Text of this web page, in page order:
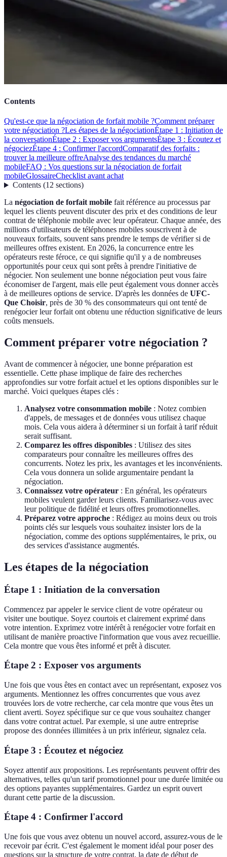
Contents
Qu'est-ce que la négociation de forfait mobile ?Comment préparer
votre négociation ?Les étapes de la négociationÉtape 1 : Initiation de
la conversationÉtape 2 : Exposer vos argumentsÉtape 3 : Écoutez et
négociezÉtape 4 : Confirmer l'accordComparatif des forfaits :
trouver la meilleure offreAnalyse des tendances du marché
mobileFAQ : Vos questions sur la négociation de forfait
mobileGlossaireChecklist avant achat
Contents(12 sections)
La négociation de forfait mobile fait référence au processus par
lequel les clients peuvent discuter des prix et des conditions de leur
contrat de téléphonie mobile avec leur opérateur. Chaque année, des
millions d'utilisateurs de téléphones mobiles souscrivent à de
nouveaux forfaits, souvent sans prendre le temps de vérifier si de
meilleures offres existent. En 2026, la concurrence entre les
opérateurs reste féroce, ce qui signifie qu'il y a de nombreuses
opportunités pour ceux qui sont prêts à prendre l'initiative de
négocier. Non seulement une bonne négociation peut vous faire
économiser de l'argent, mais elle peut également vous donner accès
à de meilleures options de service. D'après les données de UFC-
Que Choisir, près de 30 % des consommateurs qui ont tenté de
renégocier leur forfait ont obtenu une réduction significative de leurs
coûts mensuels.
Comment préparer votre négociation ?
Avant de commencer à négocier, une bonne préparation est
essentielle. Cette phase implique de faire des recherches
approfondies sur votre forfait actuel et les options disponibles sur le
marché. Voici quelques étapes clés :
Analysez votre consommation mobile : Notez combien
d'appels, de messages et de données vous utilisez chaque
mois. Cela vous aidera à déterminer si un forfait à tarif réduit
serait suffisant.
Comparez les offres disponibles : Utilisez des sites
comparateurs pour connaître les meilleures offres des
concurrents. Notez les prix, les avantages et les inconvénients.
Cela vous donnera un solide argumentaire pendant la
négociation.
Connaissez votre opérateur : En général, les opérateurs
mobiles veulent garder leurs clients. Familiarisez-vous avec
leur politique de fidélité et leurs offres promotionnelles.
Préparez votre approche : Rédigez au moins deux ou trois
points clés sur lesquels vous souhaitez insister lors de la
négociation, comme des options supplémentaires, le prix, ou
des services d'assistance augmentés.
Les étapes de la négociation
Étape 1 : Initiation de la conversation
Commencez par appeler le service client de votre opérateur ou
visiter une boutique. Soyez courtois et clairement exprimé dans
votre intention. Exprimez votre intérêt à renégocier votre forfait en
utilisant de manière proactive l'information que vous avez recueillie.
Cela montre que vous êtes informé et prêt à discuter.
Étape 2 : Exposer vos arguments
Une fois que vous êtes en contact avec un représentant, exposez vos
arguments. Mentionnez les offres concurrentes que vous avez
trouvées lors de votre recherche, car cela montre que vous êtes un
client averti. Soyez spécifique sur ce que vous souhaitez changer
dans votre contrat actuel. Par exemple, si une autre entreprise
propose des données illimitées à un prix inférieur, signalez cela.
Étape 3 : Écoutez et négociez
Soyez attentif aux propositions. Les représentants peuvent offrir des
alternatives, telles qu'un tarif promotionnel pour une durée limitée ou
des options payantes supplémentaires. Gardez un esprit ouvert
durant cette partie de la discussion.
Étape 4 : Confirmer l'accord
Une fois que vous avez obtenu un nouvel accord, assurez-vous de le
recevoir par écrit. C'est également le moment idéal pour poser des
questions sur la structure de votre contrat, la date de début de